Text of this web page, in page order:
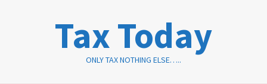
Tax Today
ONLY TAX NOTHING ELSE…..